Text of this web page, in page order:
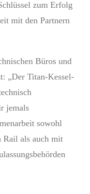
zum Erfolg
mit den Partnern
Büros und
„Der Titan-Kessel­
jemals
sowohl
Rail als auch mit